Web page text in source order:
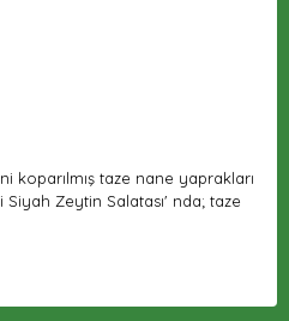
koparılmış taze nane yaprakları
Zeytin Salatası' nda; taze